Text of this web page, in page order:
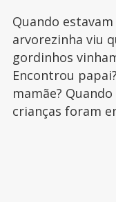
Quando
arvorezinha viu
gordinhos
Encontrou
mamãe?
crianças foram